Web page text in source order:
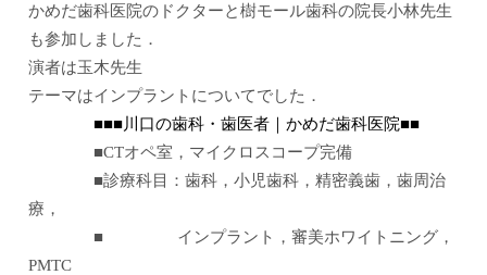
かめだ歯科医院のドクターと樹モール歯科の院長小林先生
も参加しました．
演者は玉木先生
テーマはインプラントについてでした．
■■■川口の歯科・歯医者｜かめだ歯科医院■■
■CTオペ室，マイクロスコープ完備
■診療科目：歯科，小児歯科，精密義歯，歯周治
療，
■ インプラント，審美ホワイトニング，
PMTC